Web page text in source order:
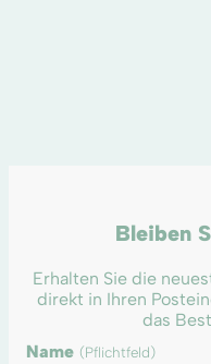
Bleiben
Erhalten Sie die
direkt in Ihren
das
Name (Pflichtfeld)